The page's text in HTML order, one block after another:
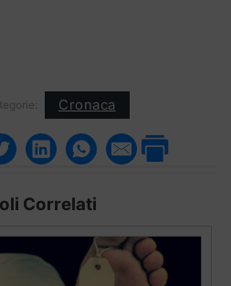
Cronaca
Correlati